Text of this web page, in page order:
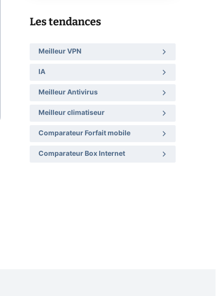
Les tendances
Meilleur VPN
IA
Meilleur Antivirus
Meilleur climatiseur
Comparateur Forfait mobile
Comparateur Box Internet